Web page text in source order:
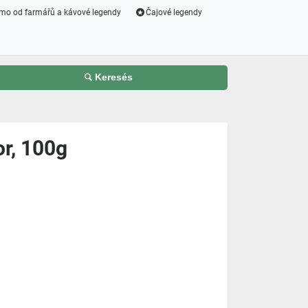
od farmářů a kávové legendy Čajové legendy
Keresés
100g